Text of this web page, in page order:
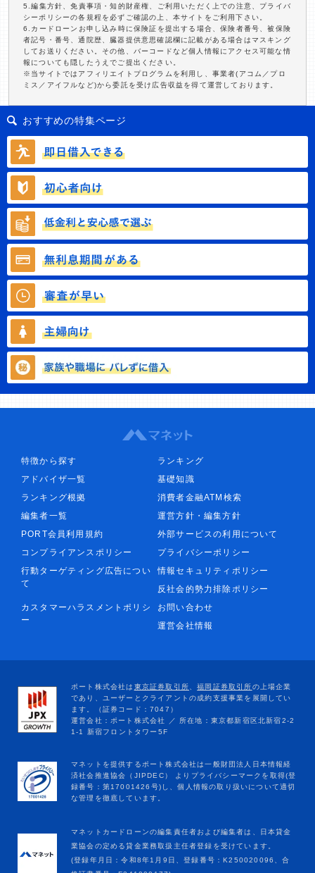
5.編集方針、免責事項・知的財産権、ご利用いただく上での注意、プライバ
シーポリシーの各規程を必ずご確認の上、本サイトをご利用下さい。
6.カードローンお申し込み時に保険証を提出する場合、保険者番号、被保険
者記号・番号、通院歴、臓器提供意思確認欄に記載がある場合はマスキング
してお送りください。その他、バーコードなど個人情報にアクセス可能な情
報についても隠したうえでご提出ください。
※当サイトではアフィリエイトプログラムを利用し、事業者(アコム／プロ
ミス／アイフルなど)から委託を受け広告収益を得て運営しております。
おすすめの特集ページ
特徴から探す
ランキング
アドバイザ一覧
基礎知識
ランキング根拠
消費者金融ATM検索
編集者一覧
運営方針・編集方針
PORT会員利用規約
外部サービスの利用について
コンプライアンスポリシー
プライバシーポリシー
行動ターゲティング広告につい
て
情報セキュリティポリシー
反社会的勢力排除ポリシー
カスタマーハラスメントポリシ
ー
お問い合わせ
運営会社情報
マネットカードローンの編集責任者および編集者は、日本貸金
業協会の定める貸金業務取扱主任者登録を受けています。
(登録年月日：令和8年1月9日、登録番号：K250020096、合